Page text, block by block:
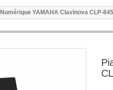
YAMAHA Clavinova CLP-